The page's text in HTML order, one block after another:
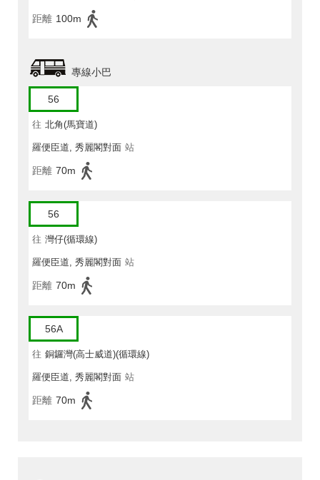
距離 100m
專線小巴
56
往 北角(馬寶道)
羅便臣道, 秀麗閣對面 站
距離 70m
56
往 灣仔(循環線)
羅便臣道, 秀麗閣對面 站
距離 70m
56A
往 銅鑼灣(高士威道)(循環線)
羅便臣道, 秀麗閣對面 站
距離 70m